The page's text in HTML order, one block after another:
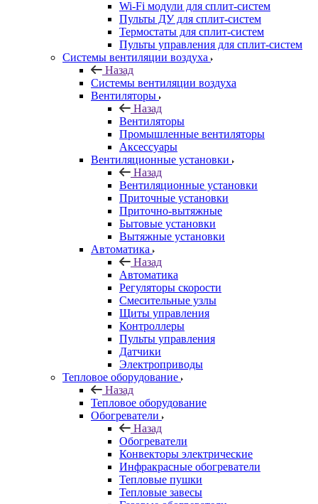
Wi-Fi модули для сплит-систем
Пульты ДУ для сплит-систем
Термостаты для сплит-систем
Пульты управления для сплит-систем
Системы вентиляции воздуха
Назад
Системы вентиляции воздуха
Вентиляторы
Назад
Вентиляторы
Промышленные вентиляторы
Аксессуары
Вентиляционные установки
Назад
Вентиляционные установки
Приточные установки
Приточно-вытяжные
Бытовые установки
Вытяжные установки
Автоматика
Назад
Автоматика
Регуляторы скорости
Смесительные узлы
Щиты управления
Контроллеры
Пульты управления
Датчики
Электроприводы
Тепловое оборудование
Назад
Тепловое оборудование
Обогреватели
Назад
Обогреватели
Конвекторы электрические
Инфракрасные обогреватели
Тепловые пушки
Тепловые завесы